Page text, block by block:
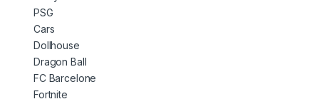
PSG
Cars
Dollhouse
Dragon Ball
FC Barcelone
Fortnite